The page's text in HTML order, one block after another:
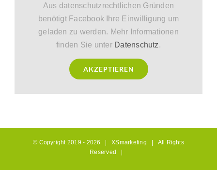
Aus datenschutzrechtlichen Gründen
benötigt Facebook Ihre Einwilligung um
geladen zu werden. Mehr Informationen
finden Sie unter Datenschutz.
AKZEPTIEREN
© Copyright 2019 - 2026 |XSmarketing | All Rights
Reserved |